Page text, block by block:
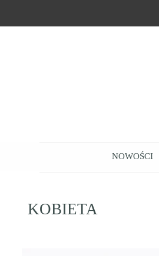
NOWOŚCI
KOBIETA